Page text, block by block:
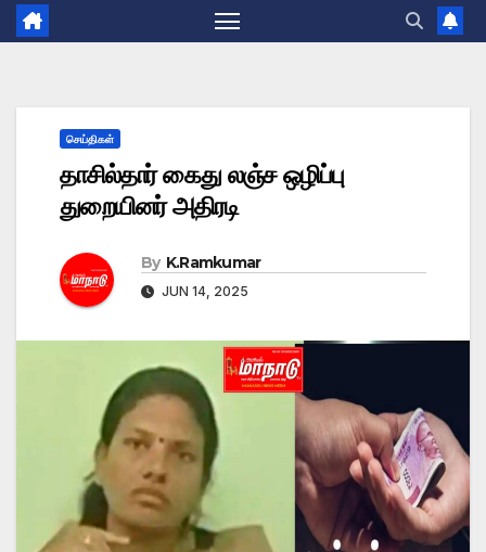
செய்திகள்
தாசில்தார் கைது லஞ்ச ஒழிப்பு
துறையினர் அதிரடி
By K.Ramkumar
JUN 14, 2025